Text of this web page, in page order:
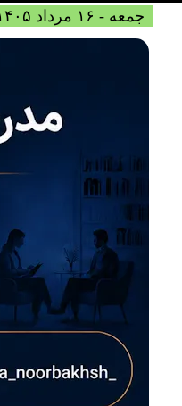
جمعه - ۱۶ مرداد ۱۴۰۵